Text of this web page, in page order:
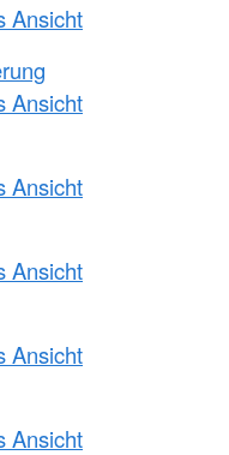
Ansicht
Ansicht
Ansicht
Ansicht
Ansicht
Ansicht